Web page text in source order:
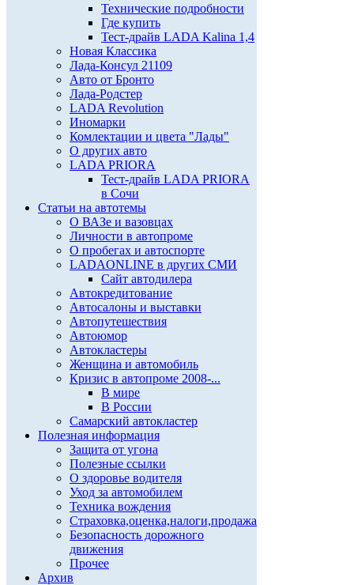
Технические подробности
Где купить
Тест-драйв LADA Kalina 1,4
Новая Классика
Лада-Консул 21109
Авто от Бронто
Лада-Родстер
LADA Revolution
Иномарки
Комлектации и цвета "Лады"
О других авто
LADA PRIORA
Тест-драйв LADA PRIORA
в Сочи
Статьи на автотемы
О ВАЗе и вазовцах
Личности в автопроме
О пробегах и автоспорте
LADAONLINE в других СМИ
Сайт автодилера
Автокредитование
Автосалоны и выставки
Автопутешествия
Автоюмор
Автокластеры
Женщина и автомобиль
Кризис в автопроме 2008-...
В мире
В России
Самарский автокластер
Полезная информация
Защита от угона
Полезные ссылки
О здоровье водителя
Уход за автомобилем
Техника вождения
Страховка,оценка,налоги,продажа
Безопасность дорожного
движения
Прочее
Архив